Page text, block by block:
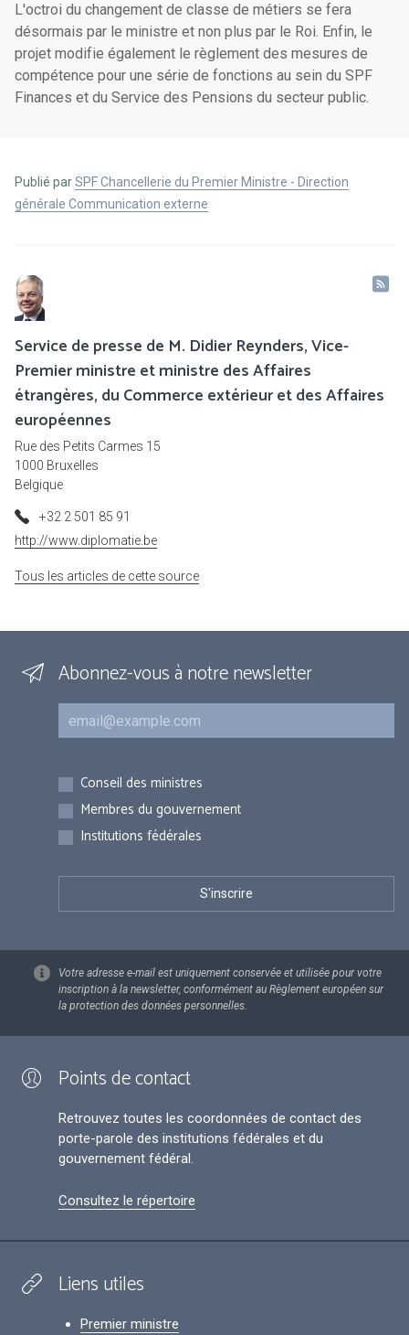
L'octroi du changement de classe de métiers se fera
désormais par le ministre et non plus par le Roi. Enfin, le
projet modifie également le règlement des mesures de
compétence pour une série de fonctions au sein du SPF
Finances et du Service des Pensions du secteur public.
Publié parSPF Chancellerie du Premier Ministre - Direction
générale Communication externe
Service de presse de M. Didier Reynders, Vice-
Premier ministre et ministre des Affaires
étrangères, du Commerce extérieur et des Affaires
européennes
Rue des Petits Carmes 15
1000 Bruxelles
Belgique
+32 2 501 85 91
http://www.diplomatie.be
Tous les articles de cette source
Abonnez-vous à notre newsletter
Courriel
Inscriptions
Conseil des ministres
Membres du gouvernement
Institutions fédérales
Votre adresse e-mail est uniquement conservée et utilisée pour votre
inscription à la newsletter, conformément au Règlement européen sur
la protection des données personnelles.
Points de contact
Retrouvez toutes les coordonnées de contact des
porte-parole des institutions fédérales et du
gouvernement fédéral.
Consultez le répertoire
Liens utiles
Premier ministre